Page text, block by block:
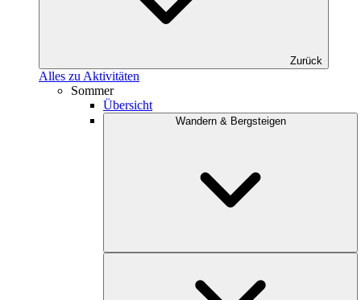
Zurück
Alles zu Aktivitäten
Sommer
Übersicht
Wandern & Bergsteigen